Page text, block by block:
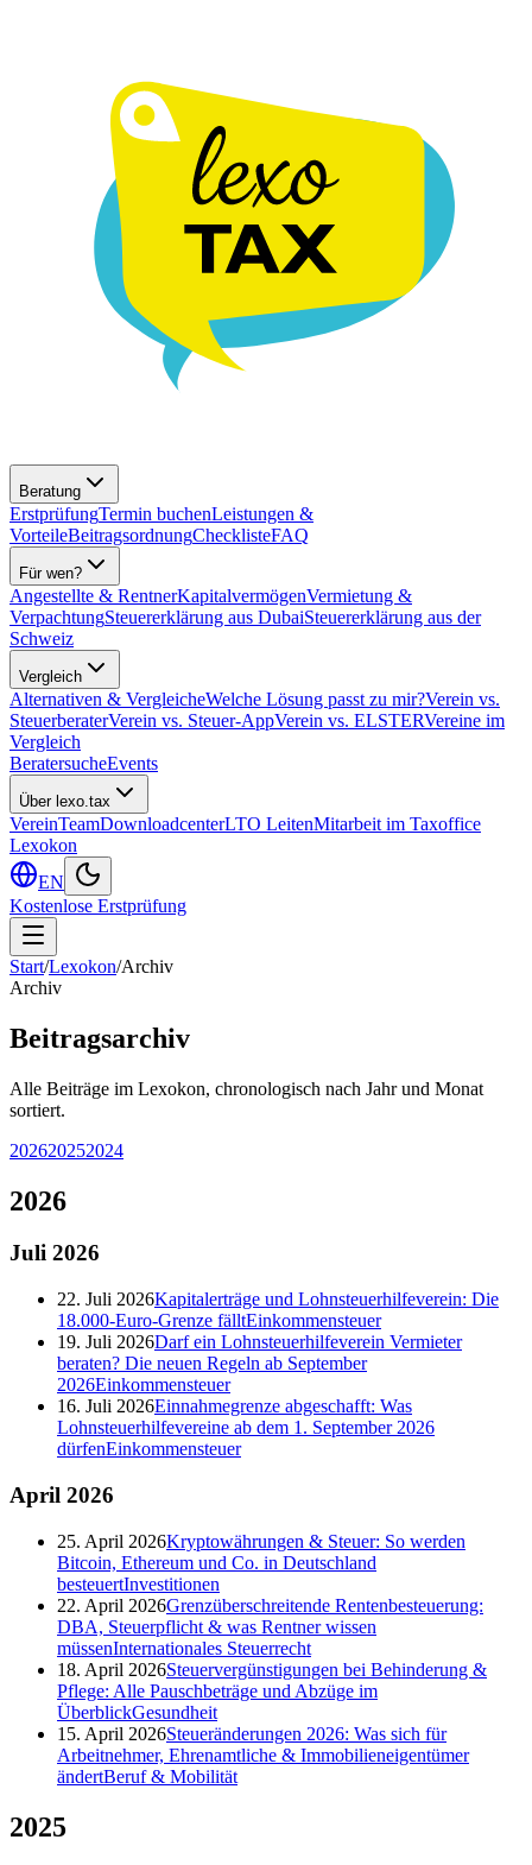
Beratung
ErstprüfungTermin buchenLeistungen &
VorteileBeitragsordnungChecklisteFAQ
Für wen?
Angestellte & RentnerKapitalvermögenVermietung &
VerpachtungSteuererklärung aus DubaiSteuererklärung aus der
Schweiz
Vergleich
Alternativen & VergleicheWelche Lösung passt zu mir?Verein vs.
SteuerberaterVerein vs. Steuer-AppVerein vs. ELSTERVereine im
Vergleich
BeratersucheEvents
Über lexo.tax
VereinTeamDownloadcenterLTO LeitenMitarbeit im Taxoffice
Lexokon
EN
Kostenlose Erstprüfung
Start/Lexokon/Archiv
Archiv
Beitragsarchiv
Alle Beiträge im Lexokon, chronologisch nach Jahr und Monat
sortiert.
202620252024
2026
Juli 2026
22. Juli 2026Kapitalerträge und Lohnsteuerhilfeverein: Die
18.000-Euro-Grenze fälltEinkommensteuer
19. Juli 2026Darf ein Lohnsteuerhilfeverein Vermieter
beraten? Die neuen Regeln ab September
2026Einkommensteuer
16. Juli 2026Einnahmegrenze abgeschafft: Was
Lohnsteuerhilfevereine ab dem 1. September 2026
dürfenEinkommensteuer
April 2026
25. April 2026Kryptowährungen & Steuer: So werden
Bitcoin, Ethereum und Co. in Deutschland
besteuertInvestitionen
22. April 2026Grenzüberschreitende Rentenbesteuerung:
DBA, Steuerpflicht & was Rentner wissen
müssenInternationales Steuerrecht
18. April 2026Steuervergünstigungen bei Behinderung &
Pflege: Alle Pauschbeträge und Abzüge im
ÜberblickGesundheit
15. April 2026Steueränderungen 2026: Was sich für
Arbeitnehmer, Ehrenamtliche & Immobilieneigentümer
ändertBeruf & Mobilität
2025